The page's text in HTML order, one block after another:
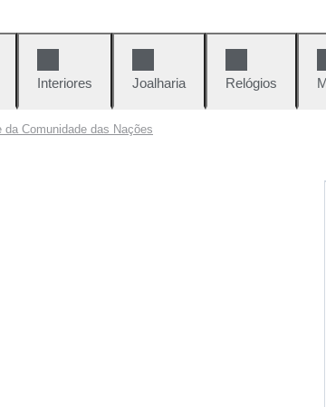
Interiores Joalharia Relógios
Comunidade das Nações